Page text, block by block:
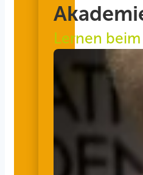
Lernen